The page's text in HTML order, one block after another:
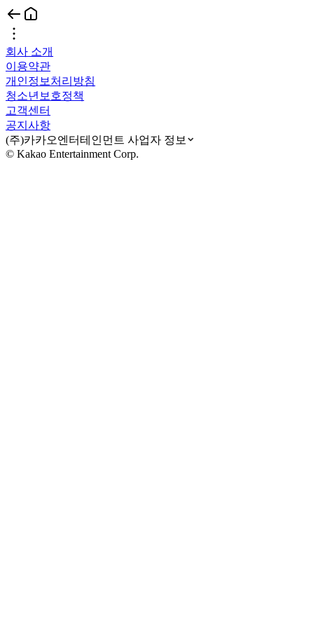
회사 소개
이용약관
개인정보처리방침
청소년보호정책
고객센터
공지사항
(주)카카오엔터테인먼트 사업자 정보
© Kakao Entertainment Corp.